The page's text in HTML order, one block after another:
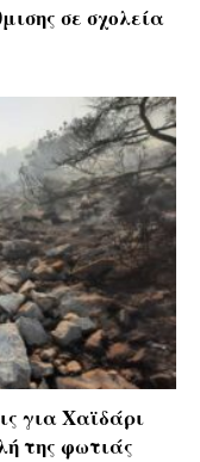
σε σχολεία
για Χαϊδάρι
της φωτιάς